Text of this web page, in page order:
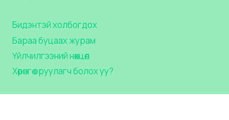
Бидэнтэй холбогдох
Бараа буцаах журам
Үйлчилгээний нөхцөл
Хөрөнгө оруулагч болох уу?